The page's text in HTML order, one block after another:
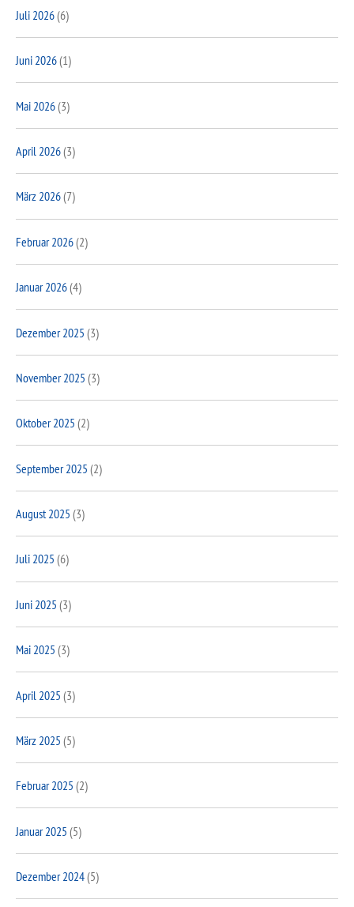
Juli 2026(6)
Juni 2026(1)
Mai 2026(3)
April 2026(3)
März 2026(7)
Februar 2026(2)
Januar 2026(4)
Dezember 2025 (3)
November 2025 (3)
Oktober 2025 (2)
September 2025 (2)
August 2025 (3)
Juli 2025 (6)
Juni 2025 (3)
Mai 2025 (3)
April 2025 (3)
März 2025 (5)
Februar 2025 (2)
Januar 2025 (5)
Dezember 2024(5)